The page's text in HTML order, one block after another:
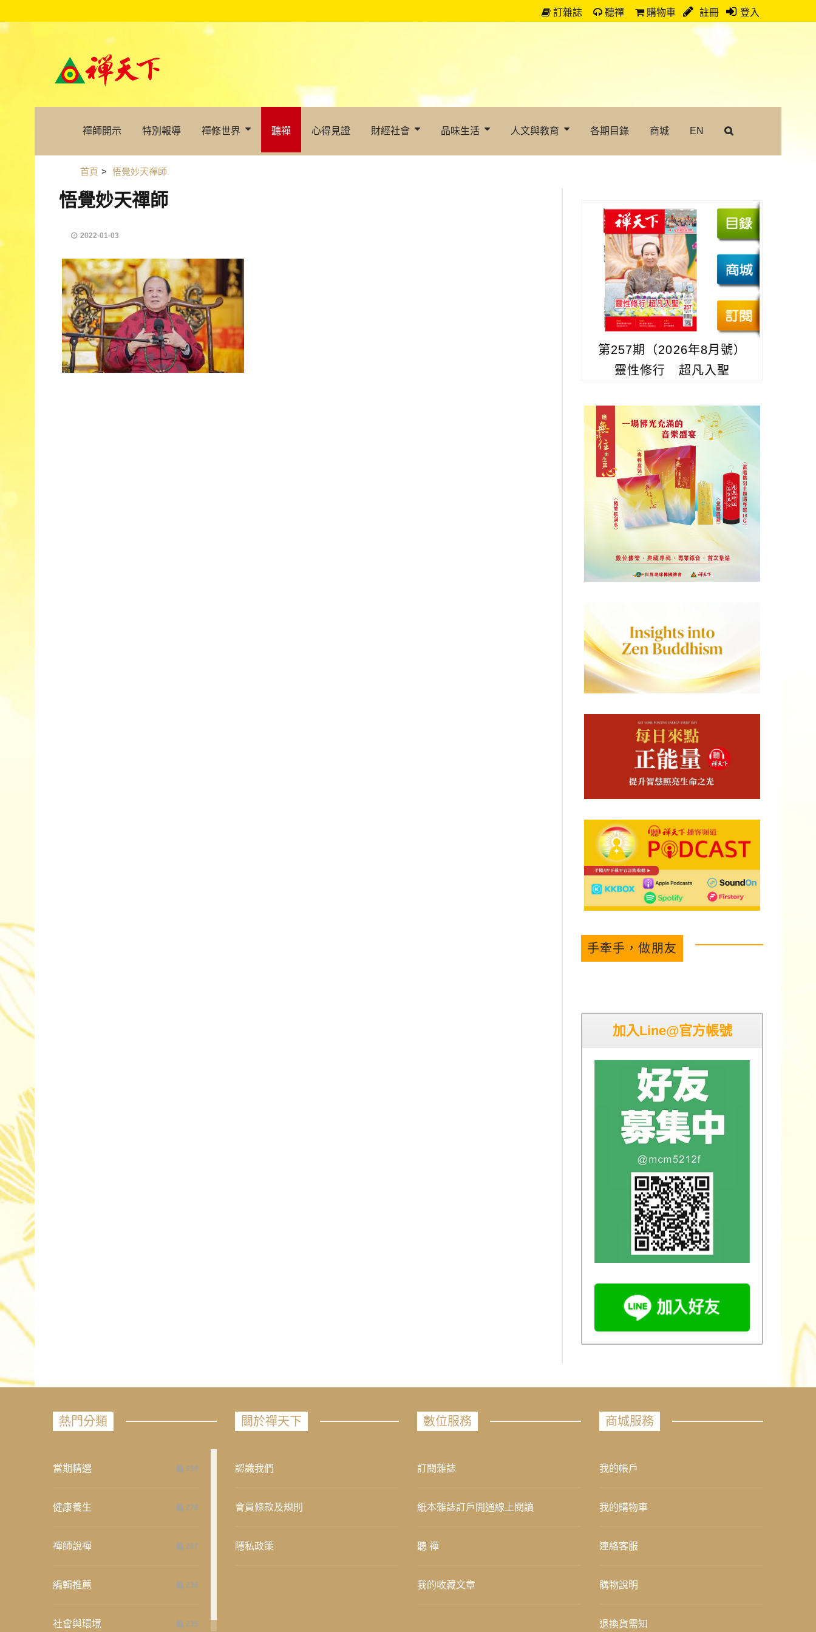
訂雜誌 聽禪 購物車 註冊 登入
禪師開示 特別報導 禪修世界 聽禪 心得見證 財經社會 品味生活 人文與教育 各期目錄 商城 EN
首頁 > 悟覺妙天禪師
悟覺妙天禪師
2022-01-03
第257期（2026年8月號）
靈性修行 超凡入聖
手牽手，做朋友
加入Line@官方帳號
熱門分類
當期精選 658
健康養生 276
禪師說禪 267
編輯推薦 236
社會與環境 235
關於禪天下
認識我們
會員條款及規則
隱私政策
數位服務
訂閱雜誌
紙本雜誌訂戶開通線上閱讀
聽 禪
我的收藏文章
商城服務
我的帳戶
我的購物車
連絡客服
購物說明
退換貨需知